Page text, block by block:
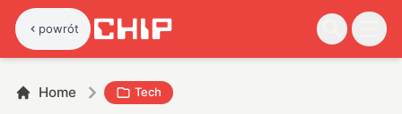
powrót
Home Tech